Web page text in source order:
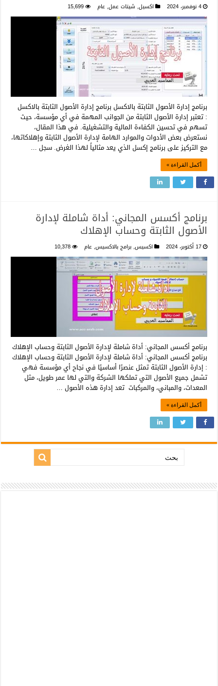
4 نوفمبر، 2024 اكسيل, شيتات عمل, عام 15,699
برنامج إدارة الأصول الثابتة بالاكسل برنامج إدارة الأصول الثابتة بالاكسل
: تعتبر إدارة الأصول الثابتة من الجوانب المهمة في أي مؤسسة، حيث
تسهم في تحسين الكفاءة المالية والتشغيلية. في هذا المقال،
نستعرض بعض الأدوات والموارد الهامة لإدارة الأصول الثابتة وإهلاكاتها،
مع التركيز على برنامج إكسل الذي يعد مثالياً لهذا الغرض. سجل …
أكمل القراءة »
برنامج أكسس المجاني: أداة شاملة لإدارة
الأصول الثابتة وحساب الإهلاك
17 أكتوبر، 2024 اكسيس, برامج بالاكسيس, عام 10,378
برنامج أكسس المجاني: أداة شاملة لإدارة الأصول الثابتة وحساب الإهلاك
برنامج أكسس المجاني: أداة شاملة لإدارة الأصول الثابتة وحساب الإهلاك
: إدارة الأصول الثابتة تمثل عنصرًا أساسيًا في نجاح أي مؤسسة فهي
تشمل جميع الأصول التي تملكها الشركة والتي لها عمر طويل، مثل
المعدات، والمباني، والمركبات تعد إدارة هذه الأصول …
أكمل القراءة »
بحث: